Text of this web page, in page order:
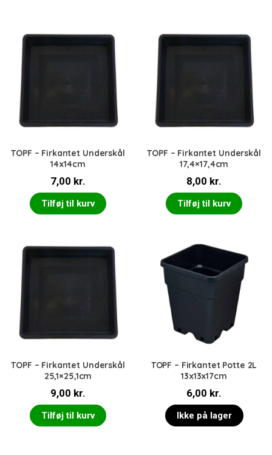
TOPF – Firkantet Underskål
14x14cm
7,00 kr.
Tilføj til kurv
TOPF – Firkantet Underskål
17,4×17,4cm
8,00 kr.
Tilføj til kurv
TOPF – Firkantet Underskål
25,1×25,1cm
9,00 kr.
Tilføj til kurv
TOPF – Firkantet Potte 2L
13x13x17cm
6,00 kr.
Ikke på lager